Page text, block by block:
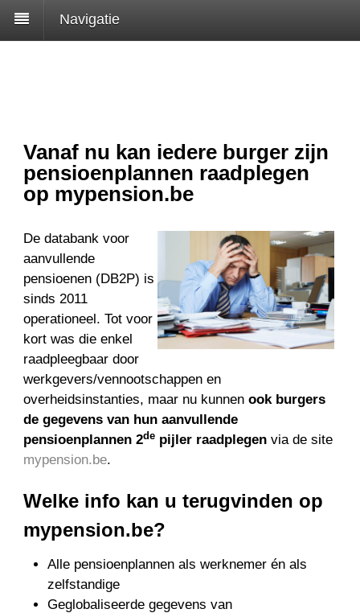
Navigatie
Vanaf nu kan iedere burger zijn
pensioenplannen raadplegen
op mypension.be
De databank voor
aanvullende
pensioenen (DB2P) is
sinds 2011
operationeel. Tot voor
kort was die enkel
raadpleegbaar door
werkgevers/vennootschappen en
overheidsinstanties, maar nu kunnenook burgers
de gegevens van hun aanvullende
pensioenplannen 2de pijler raadplegenvia de site
mypension.be.
Welke info kan u terugvinden op
mypension.be?
Alle pensioenplannen als werknemer én als
zelfstandige
Geglobaliseerde gegevens van